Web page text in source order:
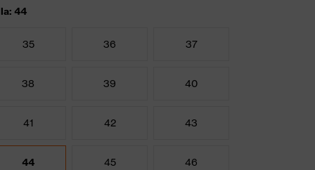
44
35 36 37
38 39 40
41 42 43
44 45 46